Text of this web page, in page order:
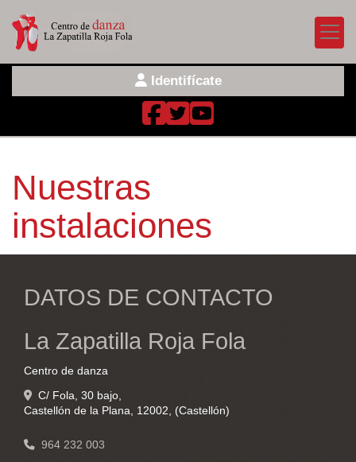
Identifícate
Nuestras
instalaciones
DATOS DE CONTACTO
La Zapatilla Roja Fola
Centro de danza
C/ Fola, 30 bajo,
Castellón de la Plana
12002 (Castellón)
964 232 003